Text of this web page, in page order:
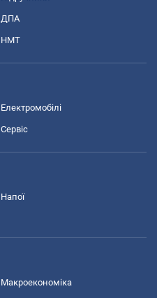
ДПА
НМТ
Електромобілі
Сервіс
Напої
Макроекономіка